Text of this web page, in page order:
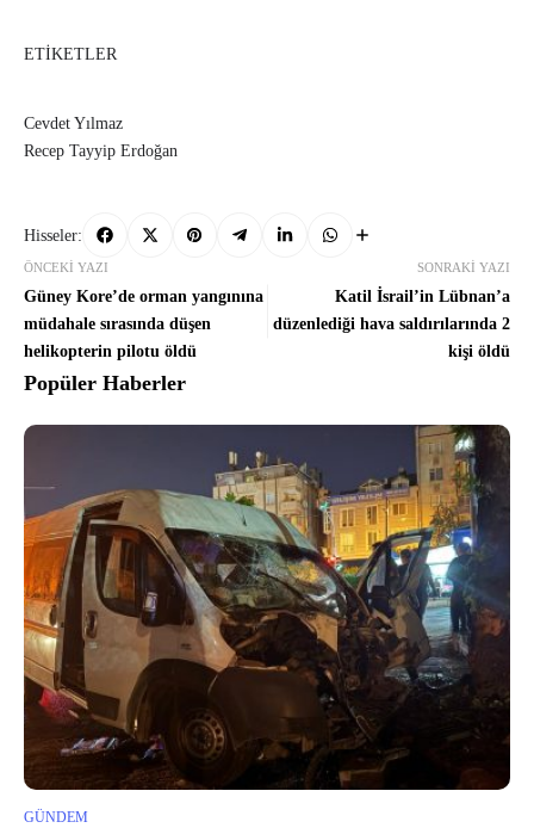
ETİKETLER
Cevdet Yılmaz
Recep Tayyip Erdoğan
Hisseler:
ÖNCEKI YAZI
Güney Kore’de orman yangınına
müdahale sırasında düşen
helikopterin pilotu öldü
SONRAKI YAZI
Katil İsrail’in Lübnan’a
düzenlediği hava saldırılarında 2
kişi öldü
Popüler Haberler
GÜNDEM